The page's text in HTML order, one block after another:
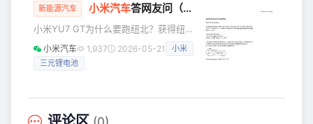
理能力的基础上，大幅提升了推理的速
度和精度，是行业内具备开创性的方
案，在精度上超越显式 CoT、在速度上
对齐“仅答案”预测的潜空间 CoT 方案。
现在，我们将Xiaomi OneVL 的**模型
新能源汽车 小米汽车答网友问（第242集）
小米YU7 GT为什么要跑纽北？获得纽北
最速SUV成绩的YU7 GT是哪个版本？
纽博格林北环赛道是全球验证弯道性能
题。YU7 GT的圈速表现非常出色，但这
小米汽车 1,937 2026-05-21
小米
三元锂电池